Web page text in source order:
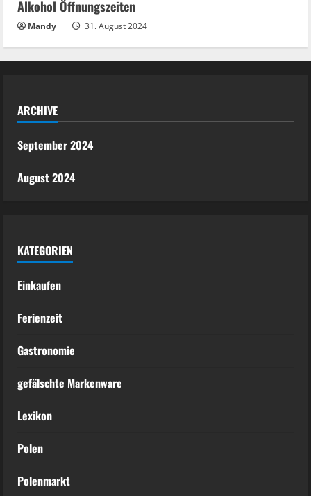
Alkohol Öffnungszeiten
Mandy 31. August 2024
ARCHIVE
September 2024
August 2024
KATEGORIEN
Einkaufen
Ferienzeit
Gastronomie
gefälschte Markenware
Lexikon
Polen
Polenmarkt